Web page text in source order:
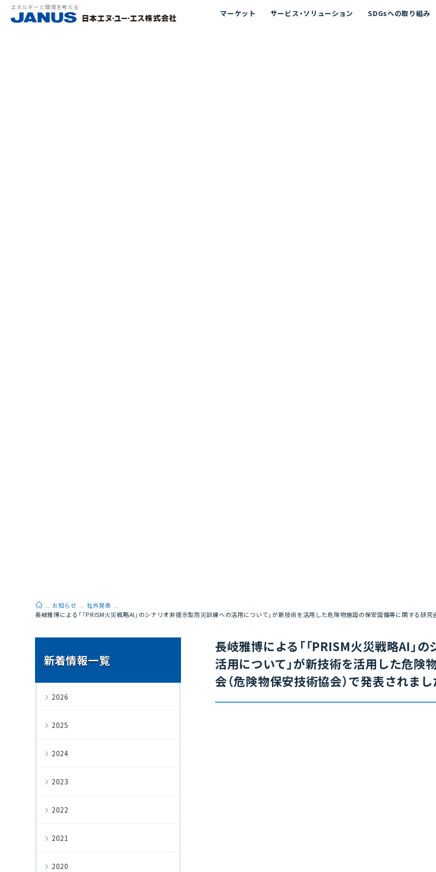
エネルギーと環境を考える
マーケット サービス・ソリューション SDGsへの取り組み
ホームお知らせ
社外発表
長岐雅博による「「PRISM火災戦略AI」のシナリオ非提示型防災訓練への活用について」が新技術を活用した危険物施設の保安設備等に関する研究
長岐雅博による「「PRISM火災戦略AI」
活用について」が新技術を活用した危険
会（危険物保安技術協会）で発表されま
新着情報一覧
2026
2025
2024
2023
2022
2021
2020